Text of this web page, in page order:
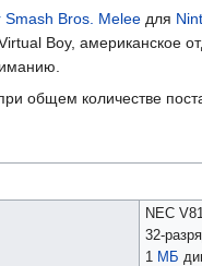
Smash Bros. Melee для
Boy, американское
общем количестве
NEC
32-
1 МБ